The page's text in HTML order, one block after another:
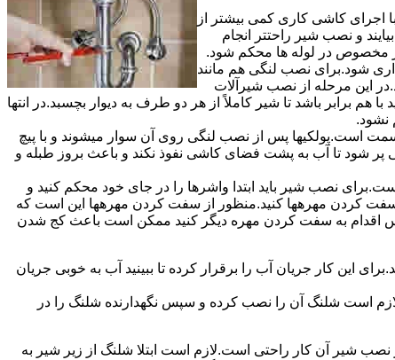
اجرای کاشی کاری کمی بیشتر از
و نصب شیر راحتتر انجام
مخصوص در لوله ها محکم شود.
شود.برای نصب لنگی هم مانند
این مرحله از نصب شیرآلات
هم برابر باشد تا شیر کاملاً از هر دو طرف به دیوار بچسبد.در انتها
نشود.
است.پولکیها پس از نصب لنگی روی آن سوار میشوند و با پیچ
پر شود تا آب به پشت فضای کاشی نفوذ نکند و باعث بروز طبله و
نصب شیر باید ابتدا واشرها را در جای خود محکم کنید و
سفت کردن مهرهها کنید.منظور از سفت کردن مهرهها این است که
اقدام به سفت کردن مهره دیگر کنید ممکن است باعث کج شدن
این کار جریان آب را برقرار کرده تا ببینید آب به خوبی جریان
است شلنگ آن را نصب کرده و سپس نگهدارنده شلنگ را در
شیر آن کار راحتی است.لازم است ابتلا شلنگ از زیر شیر به